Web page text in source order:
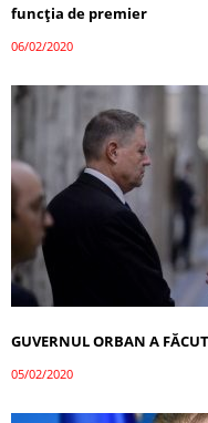
funcția de premier
06/02/2020
GUVERNUL ORBAN A
05/02/2020